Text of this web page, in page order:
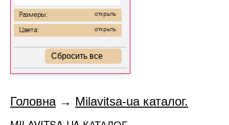
Размеры: открыть
Цвета: открыть
Сбросить все
Головна→ Milavitsa-ua каталог.